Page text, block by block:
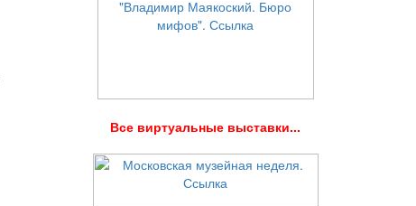
Все виртуальные выставки...